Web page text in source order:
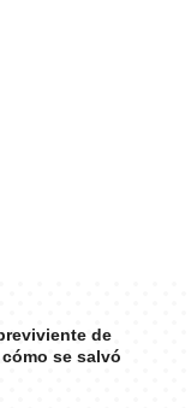
de
se salvó